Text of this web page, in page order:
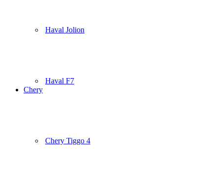
Haval Jolion
Haval F7
Chery
Chery Tiggo 4